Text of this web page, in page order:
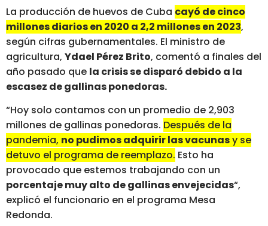
La producción de huevos de Cuba cayó de cinco
millones diarios en 2020 a 2,2 millones en 2023,
según cifras gubernamentales. El ministro de
agricultura, Ydael Pérez Brito, comentó a finales del
año pasado que la crisis se disparó debido a la
escasez de gallinas ponedoras.
“Hoy solo contamos con un promedio de 2,903
millones de gallinas ponedoras. Después de la
pandemia, no pudimos adquirir las vacunasy se
detuvo el programa de reemplazo. Esto ha
provocado que estemos trabajando con un
porcentaje muy alto de gallinas envejecidas“,
explicó el funcionario en el programa Mesa
Redonda.